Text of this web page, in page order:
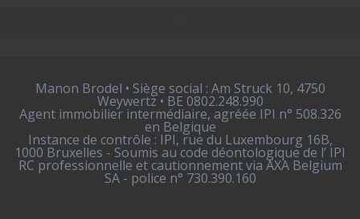
Manon Brodel • Siège social : Am Struck 10, 4750
Weywertz • BE 0802.248.990
Agent immobilier intermédiaire, agréée IPI n° 508.326
en Belgique
Instance de contrôle : IPI, rue du Luxembourg 16B,
1000 Bruxelles - Soumis au code déontologique de l’ IPI
RC professionnelle et cautionnement via AXA Belgium
SA - police n° 730.390.160